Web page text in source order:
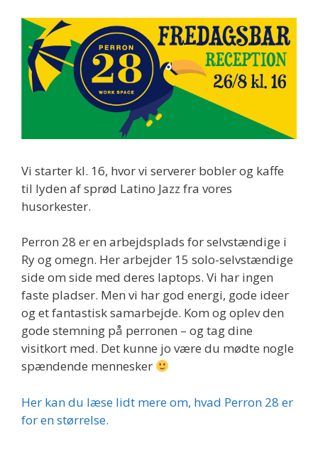
Vi starter kl. 16, hvor vi serverer bobler og kaffe
til lyden af sprød Latino Jazz fra vores
husorkester.
Perron 28 er en arbejdsplads for selvstændige i
Ry og omegn. Her arbejder 15 solo-selvstændige
side om side med deres laptops. Vi har ingen
faste pladser. Men vi har god energi, gode ideer
og et fantastisk samarbejde. Kom og oplev den
gode stemning på perronen – og tag dine
visitkort med. Det kunne jo være du mødte nogle
spændende mennesker
Her kan du læse lidt mere om, hvad Perron 28 er
for en størrelse.